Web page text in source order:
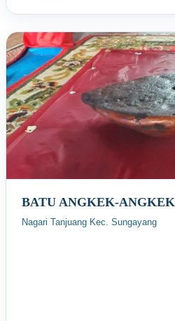
BATU ANGKEK-ANGKEK
Nagari Tanjuang Kec. Sungayang